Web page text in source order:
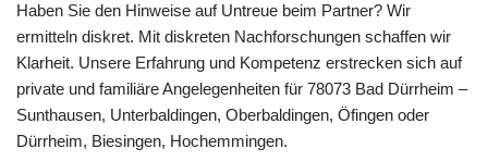
Haben Sie den Hinweise auf Untreue beim Partner? Wir
ermitteln diskret. Mit diskreten Nachforschungen schaffen wir
Klarheit. Unsere Erfahrung und Kompetenz erstrecken sich auf
private und familiäre Angelegenheiten für 78073 Bad Dürrheim –
Sunthausen, Unterbaldingen, Oberbaldingen, Öfingen oder
Dürrheim, Biesingen, Hochemmingen.